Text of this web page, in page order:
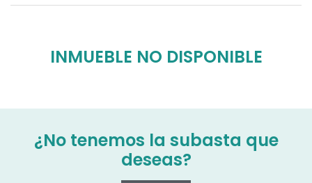
INMUEBLE NO DISPONIBLE
¿No tenemos la subasta que
deseas?